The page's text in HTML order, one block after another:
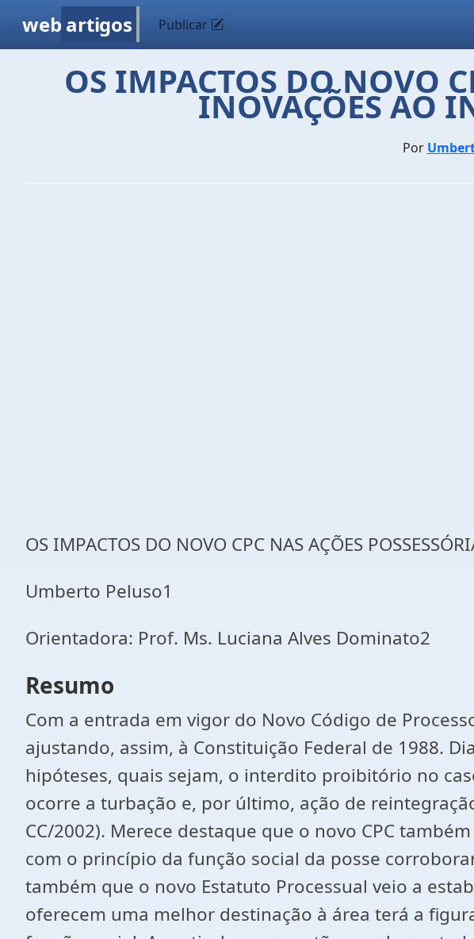
web artigos Publicar
OS IMPACTOS DO NOVO
INOVAÇÕES AO
Por
OS IMPACTOS DO NOVO CPC NAS AÇÕES
Umberto Peluso1
Orientadora: Prof. Ms. Luciana Alves Dominato2
Resumo
Com a entrada em vigor do Novo Código de
ajustando, assim, à Constituição Federal de 1988.
hipóteses, quais sejam, o interdito proibitório no
ocorre a turbação e, por último, ação de
CC/2002). Merece destaque que o novo CPC
com o princípio da função social da posse
também que o novo Estatuto Processual veio a
oferecem uma melhor destinação à área terá a